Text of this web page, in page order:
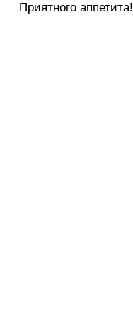
Приятного аппетита!